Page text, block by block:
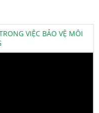
VIỆC BẢO VỆ MÔI